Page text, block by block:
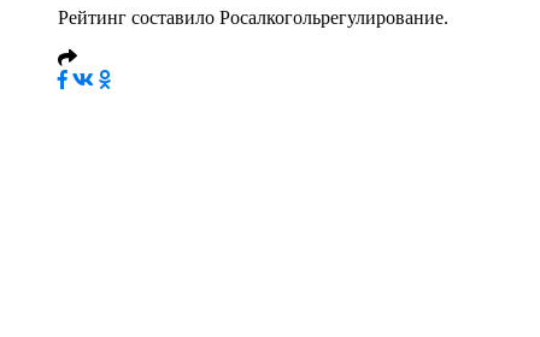
Рейтинг составило Росалкогольрегулирование.